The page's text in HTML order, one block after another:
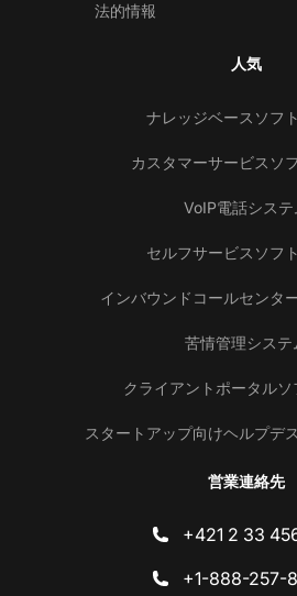
法的情報
人気
ナレッジベースソフ
カスタマーサービスソ
VoIP電話システ
セルフサービスソフ
インバウンドコールセンタ
苦情管理システ
クライアントポータルソ
スタートアップ向けヘルプデ
営業連絡先
+421 2 33
+1-888-257-